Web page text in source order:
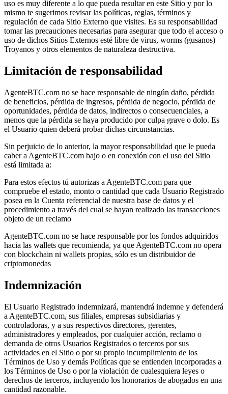
uso es muy diferente a lo que pueda resultar en este Sitio y por lo
mismo te sugerimos revisar las políticas, reglas, términos y
regulación de cada Sitio Externo que visites. Es su responsabilidad
tomar las precauciones necesarias para asegurar que todo el acceso o
uso de dichos Sitios Externos esté libre de virus, worms (gusanos)
Troyanos y otros elementos de naturaleza destructiva.
Limitación de responsabilidad
AgenteBTC.com no se hace responsable de ningún daño, pérdida
de beneficios, pérdida de ingresos, pérdida de negocio, pérdida de
oportunidades, pérdida de datos, indirectos o consecuenciales, a
menos que la pérdida se haya producido por culpa grave o dolo. Es
el Usuario quien deberá probar dichas circunstancias.
Sin perjuicio de lo anterior, la mayor responsabilidad que le pueda
caber a AgenteBTC.com bajo o en conexión con el uso del Sitio
está limitada a:
Para estos efectos tú autorizas a AgenteBTC.com para que
compruebe el estado, monto o cantidad que cada Usuario Registrado
posea en la Cuenta referencial de nuestra base de datos y el
procedimiento a través del cual se hayan realizado las transacciones
objeto de un reclamo
AgenteBTC.com no se hace responsable por los fondos adquiridos
hacia las wallets que recomienda, ya que AgenteBTC.com no opera
con blockchain ni wallets propias, sólo es un distribuidor de
criptomonedas
Indemnización
El Usuario Registrado indemnizará, mantendrá indemne y defenderá
a AgenteBTC.com, sus filiales, empresas subsidiarias y
controladoras, y a sus respectivos directores, gerentes,
administradores y empleados, por cualquier acción, reclamo o
demanda de otros Usuarios Registrados o terceros por sus
actividades en el Sitio o por su propio incumplimiento de los
Términos de Uso y demás Políticas que se entienden incorporadas a
los Términos de Uso o por la violación de cualesquiera leyes o
derechos de terceros, incluyendo los honorarios de abogados en una
cantidad razonable.